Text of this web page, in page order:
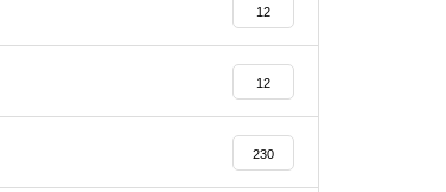
12
12
230